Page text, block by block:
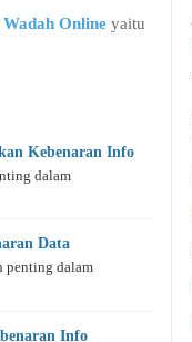
Online yaitu
Kebenaran Info
dalam
Data
penting dalam
Info